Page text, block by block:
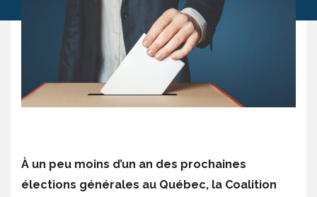
À un peu moins d’un an des prochaines
élections générales au Québec, la Coalition